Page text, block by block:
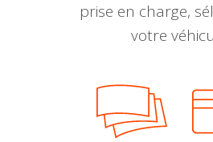
prise en charge,
votre